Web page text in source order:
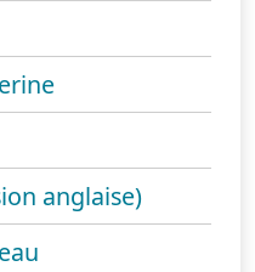
anglaise)